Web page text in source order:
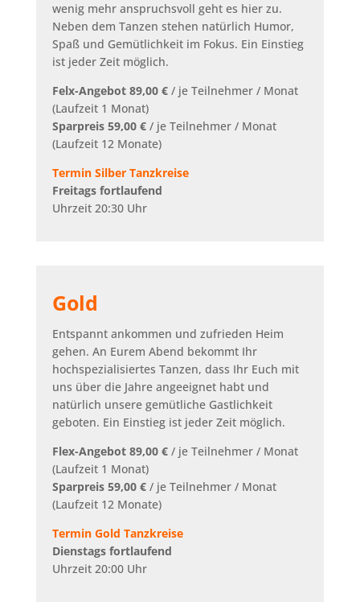
wenig mehr anspruchsvoll geht es hier zu.
Neben dem Tanzen stehen natürlich Humor,
Spaß und Gemütlichkeit im Fokus. Ein Einstieg
ist jeder Zeit möglich.
Felx-Angebot 89,00 €/ je Teilnehmer / Monat
(Laufzeit 1 Monat)
Sparpreis 59,00 €/ je Teilnehmer / Monat
(Laufzeit 12 Monate)
Termin Silber Tanzkreise
Freitags fortlaufend
Uhrzeit 20:30 Uhr
Gold
Entspannt ankommen und zufrieden Heim
gehen. An Eurem Abend bekommt Ihr
hochspezialisiertes Tanzen, dass Ihr Euch mit
uns über die Jahre angeeignet habt und
natürlich unsere gemütliche Gastlichkeit
geboten. Ein Einstieg ist jeder Zeit möglich.
Flex-Angebot 89,00 €/ je Teilnehmer / Monat
(Laufzeit 1 Monat)
Sparpreis 59,00 €/ je Teilnehmer / Monat
(Laufzeit 12 Monate)
Termin Gold Tanzkreise
Dienstags fortlaufend
Uhrzeit 20:00 Uhr